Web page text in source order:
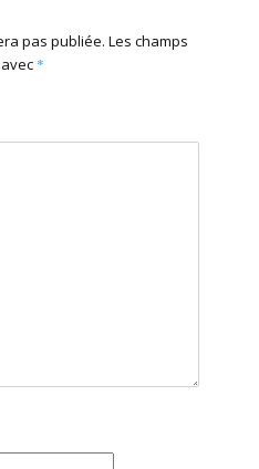
pas publiée. Les champs
*